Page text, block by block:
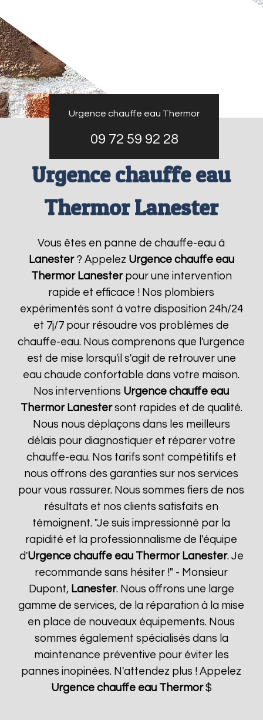
Urgence chauffe eau Thermor
09 72 59 92 28
Urgence chauffe eau
Thermor Lanester
Vous êtes en panne de chauffe-eau à
Lanester? Appelez Urgence chauffe eau
Thermor Lanesterpour une intervention
rapide et efficace ! Nos plombiers
expérimentés sont à votre disposition 24h/24
et 7j/7 pour résoudre vos problèmes de
chauffe-eau. Nous comprenons que l'urgence
est de mise lorsqu'il s'agit de retrouver une
eau chaude confortable dans votre maison.
Nos interventions Urgence chauffe eau
Thermor Lanestersont rapides et de qualité.
Nous nous déplaçons dans les meilleurs
délais pour diagnostiquer et réparer votre
chauffe-eau. Nos tarifs sont compétitifs et
nous offrons des garanties sur nos services
pour vous rassurer. Nous sommes fiers de nos
résultats et nos clients satisfaits en
témoignent. "Je suis impressionné par la
rapidité et la professionnalisme de l'équipe
d'Urgence chauffe eau Thermor Lanester. Je
recommande sans hésiter !" - Monsieur
Dupont, Lanester. Nous offrons une large
gamme de services, de la réparation à la mise
en place de nouveaux équipements. Nous
sommes également spécialisés dans la
maintenance préventive pour éviter les
pannes inopinées. N'attendez plus ! Appelez
Urgence chauffe eau Thermor$